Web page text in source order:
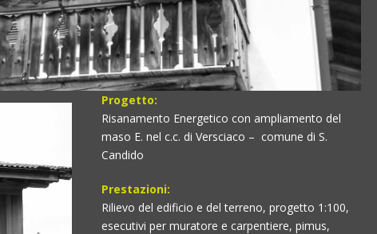
Progetto:
Risanamento Energetico con ampliamento del
maso E. nel c.c. di Versciaco – comune di S.
Candido
Prestazioni:
Rilievo del edificio e del terreno, progetto 1:100,
esecutivi per muratore e carpentiere, pimus,